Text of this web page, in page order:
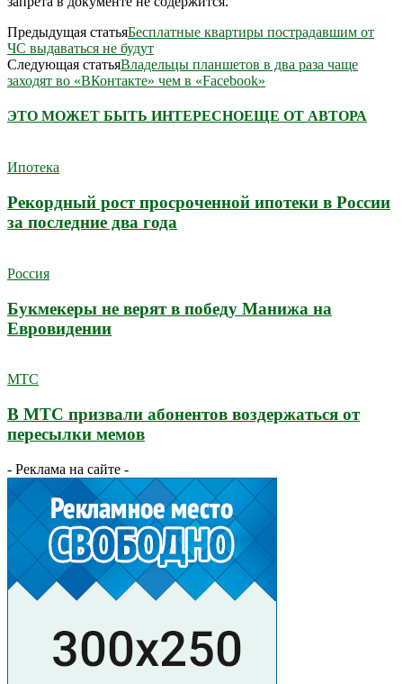
Предыдущая статьяБесплатные квартиры пострадавшим от
ЧС выдаваться не будут
Следующая статьяВладельцы планшетов в два раза чаще
заходят во «ВКонтакте» чем в «Facebook»
ЭТО МОЖЕТ БЫТЬ ИНТЕРЕСНОЕЩЕ ОТ АВТОРА
Ипотека
Рекордный рост просроченной ипотеки в России
за последние два года
Россия
Букмекеры не верят в победу Манижа на
Евровидении
МТС
В МТС призвали абонентов воздержаться от
пересылки мемов
- Реклама на сайте -